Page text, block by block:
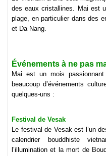
des eaux cristallines. Mai est
plage, en particulier dans des
et Da Nang.
Événements à ne pas
Mai est un mois
beaucoup d’événements
quelques-uns :
Festival de Vesak
Le festival de Vesak est l’un
calendrier bouddhiste
l’illumination et la mort de